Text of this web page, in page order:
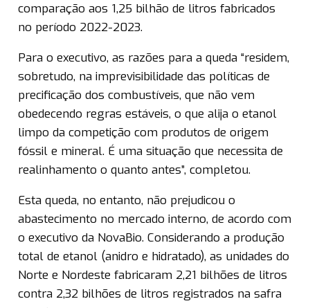
comparação aos 1,25 bilhão de litros fabricados
no período 2022-2023.
Para o executivo, as razões para a queda “residem,
sobretudo, na imprevisibilidade das políticas de
precificação dos combustíveis, que não vem
obedecendo regras estáveis, o que alija o etanol
limpo da competição com produtos de origem
fóssil e mineral. É uma situação que necessita de
realinhamento o quanto antes”, completou.
Esta queda, no entanto, não prejudicou o
abastecimento no mercado interno, de acordo com
o executivo da NovaBio. Considerando a produção
total de etanol (anidro e hidratado), as unidades do
Norte e Nordeste fabricaram 2,21 bilhões de litros
contra 2,32 bilhões de litros registrados na safra